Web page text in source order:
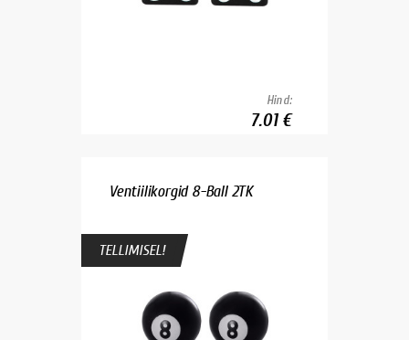
Hind:
7.01 €
Ventiilikorgid 8-Ball 2TK
TELLIMISEL!